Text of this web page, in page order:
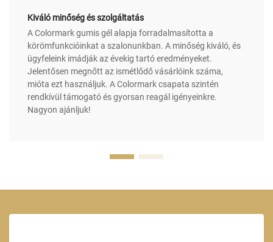
Kiváló minőség és szolgáltatás
A Colormark gumis gél alapja forradalmasította a
körömfunkcióinkat a szalonunkban. A minőség kiváló, és
ügyfeleink imádják az évekig tartó eredményeket.
Jelentősen megnőtt az ismétlődő vásárlóink száma,
mióta ezt használjuk. A Colormark csapata szintén
rendkívül támogató és gyorsan reagál igényeinkre.
Nagyon ajánljuk!